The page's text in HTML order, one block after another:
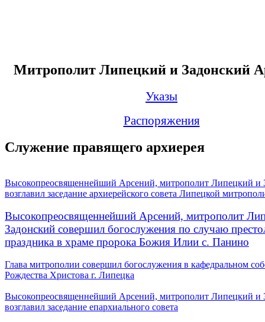
Митрополит Липецкий и Задонский
Указы
Распоряжения
Служение правящего архиерея
Высокопреосвященнейший Арсений, митрополит Липецкий и
возглавил заседание архиерейского совета Липецкой
Высокопреосвященнейший Арсений, митрополит
Задонский совершил богослужения по случаю
праздника в храме пророка Божия Илии с. Панино
Глава митрополии совершил богослужения в кафедральном
Рождества Христова г. Липецка
Высокопреосвященнейший Арсений, митрополит Липецкий и
возглавил заседание епархиального совета